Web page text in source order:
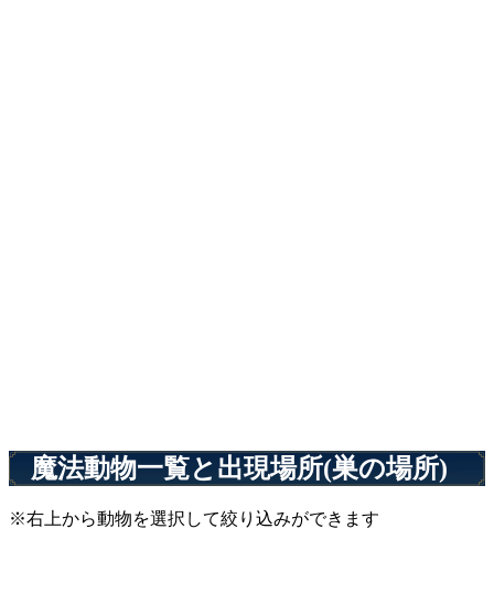
魔法動物一覧と出現場所(巣の場所)
※右上から動物を選択して絞り込みができます